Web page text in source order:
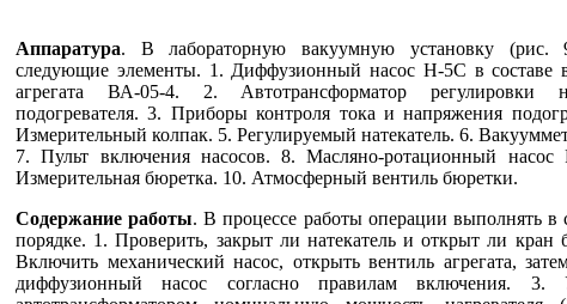
Аппаратура. В лабораторную вакуумную установку (рис.
следующие элементы. 1. Диффузионный насос Н-5С в составе
агрегата ВА-05-4. 2. Автотрансформатор регулировки
подогревателя. 3. Приборы контроля тока и напряжения
Измерительный колпак. 5. Регулируемый натекатель. 6.
7. Пульт включения насосов. 8. Масляно-ротационный
Измерительная бюретка. 10. Атмосферный вентиль бюретки.
Содержание работы. В процессе работы операции выполнять
порядке. 1. Проверить, закрыт ли натекатель и открыт ли кран
Включить механический насос, открыть вентиль агрегата,
диффузионный насос согласно правилам включения. 3.